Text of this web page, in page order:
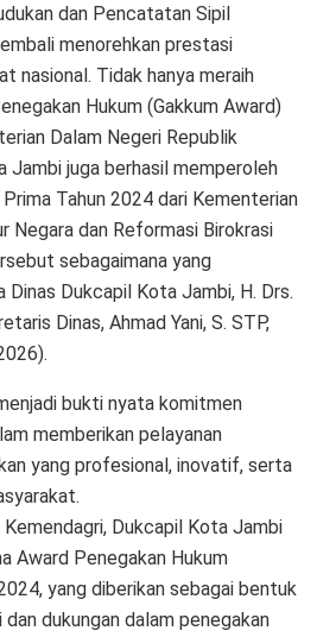
dan Pencatatan Sipil
menorehkan prestasi
nasional. Tidak hanya meraih
Hukum (Gakkum Award)
Dalam Negeri Republik
Jambi juga berhasil memperoleh
Tahun 2024 dari Kementerian
Negara dan Reformasi Birokrasi
sebagaimana yang
Dinas Dukcapil Kota Jambi, H. Drs.
Dinas, Ahmad Yani, S. STP,
bukti nyata komitmen
memberikan pelayanan
yang profesional, inovatif, serta
Kemendagri, Dukcapil Kota Jambi
Award Penegakan Hukum
yang diberikan sebagai bentuk
dukungan dalam penegakan